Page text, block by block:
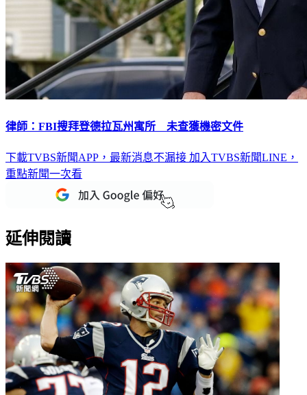
律師：FBI搜拜登德拉瓦州寓所 未查獲機密文件
下載TVBS新聞APP，最新消息不漏接 加入TVBS新聞LINE，
重點新聞一次看
延伸閱讀